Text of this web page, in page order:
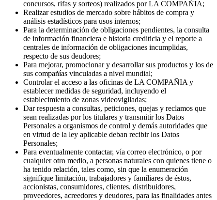
Permitir la participación de los titulares en actividades de
mercadeo y promocionales (incluyendo la participación en
concursos, rifas y sorteos) realizados por LA COMPAÑIA;
Realizar estudios de mercado sobre hábitos de compra y
análisis estadísticos para usos internos;
Para la determinación de obligaciones pendientes, la consulta
de información financiera e historia crediticia y el reporte a
centrales de información de obligaciones incumplidas,
respecto de sus deudores;
Para mejorar, promocionar y desarrollar sus productos y los de
sus compañías vinculadas a nivel mundial;
Controlar el acceso a las oficinas de LA COMPAÑIA y
establecer medidas de seguridad, incluyendo el
establecimiento de zonas videovigiladas;
Dar respuesta a consultas, peticiones, quejas y reclamos que
sean realizadas por los titulares y transmitir los Datos
Personales a organismos de control y demás autoridades que
en virtud de la ley aplicable deban recibir los Datos
Personales;
Para eventualmente contactar, vía correo electrónico, o por
cualquier otro medio, a personas naturales con quienes tiene o
ha tenido relación, tales como, sin que la enumeración
signifique limitación, trabajadores y familiares de éstos,